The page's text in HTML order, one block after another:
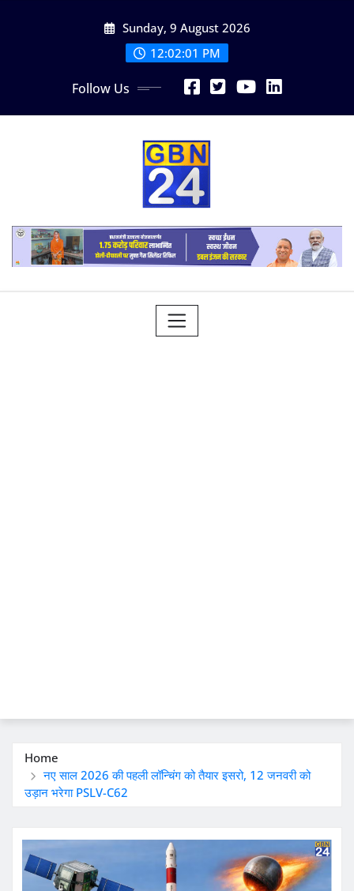
Sunday, 9 August 2026
12:02:02 PM
Follow Us
Home
नए साल 2026 की पहली लॉन्चिंग को तैयार इसरो, 12 जनवरी को
उड़ान भरेगा PSLV-C62